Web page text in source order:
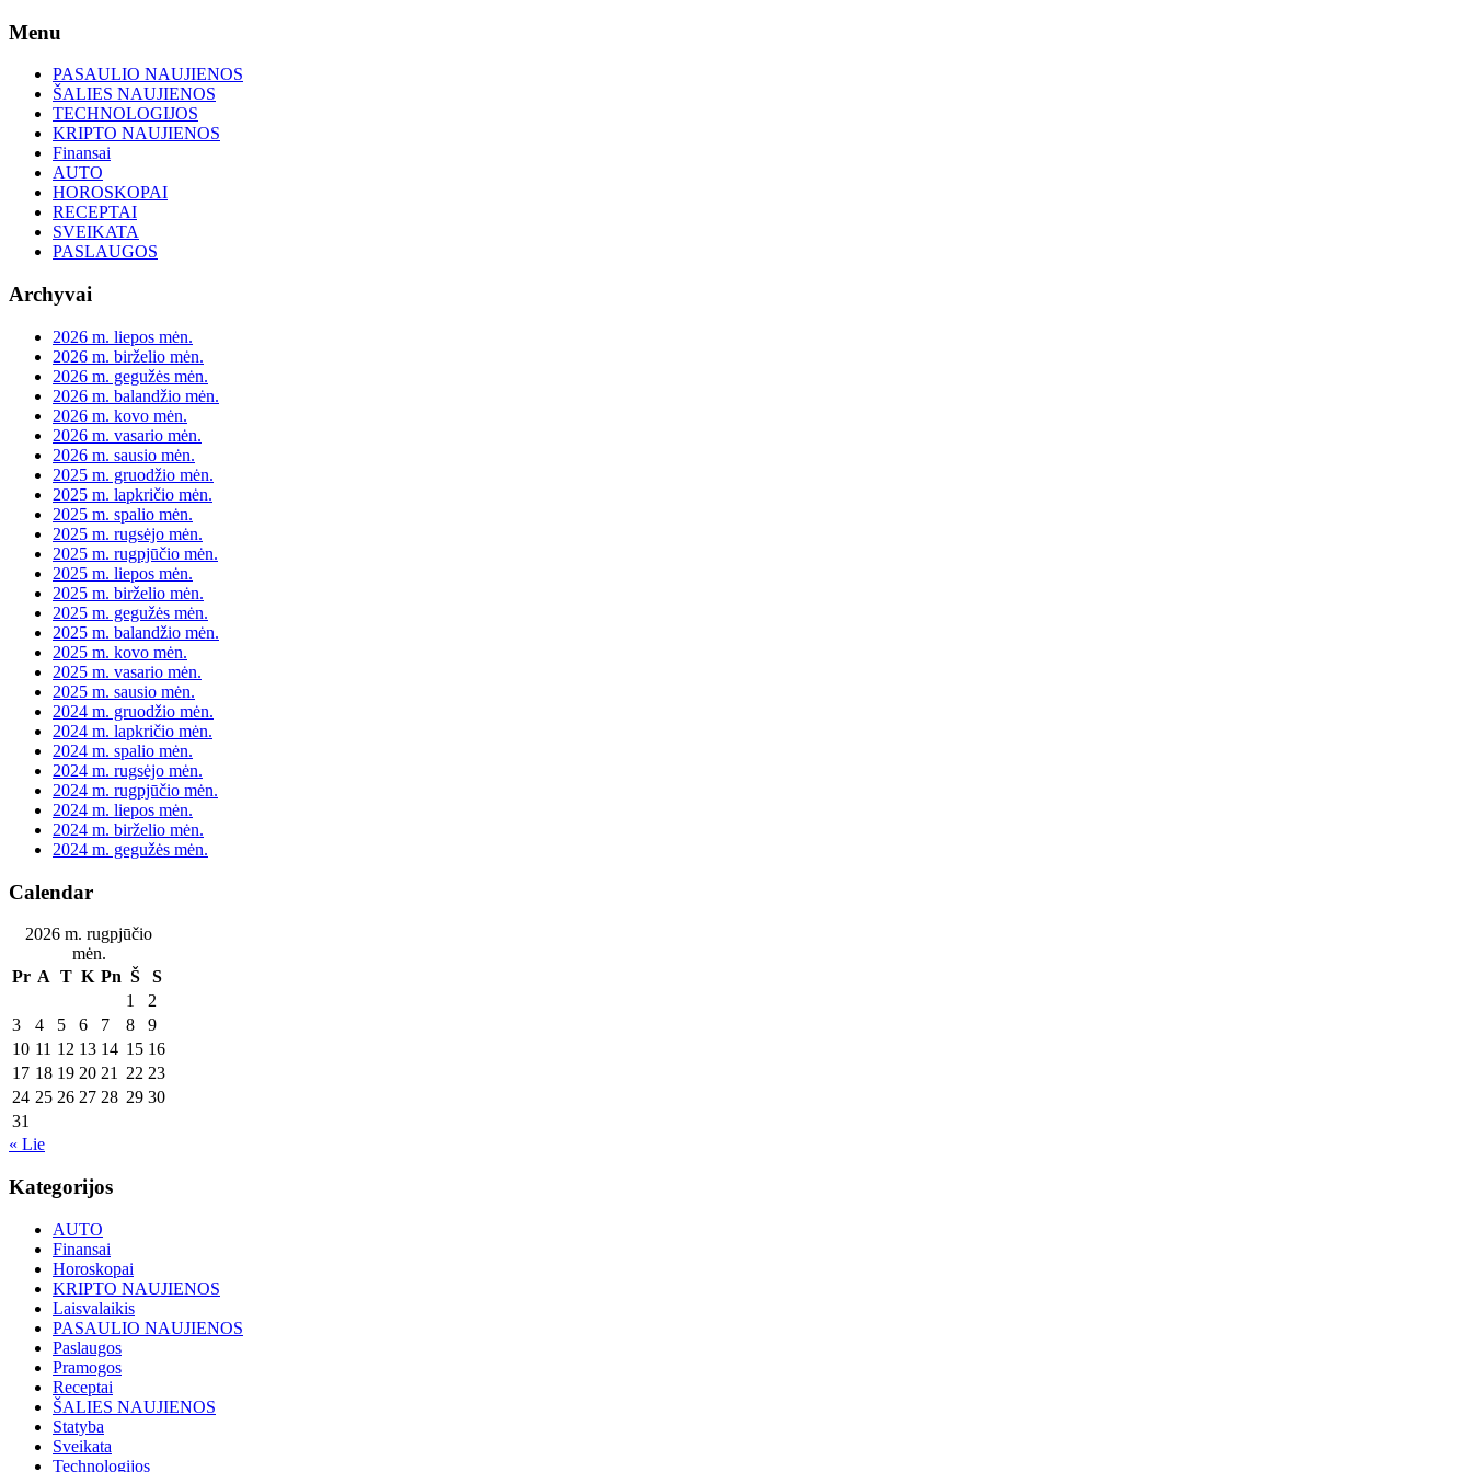
Skip
content
Menu
PASAULIO NAUJIENOS
ŠALIES NAUJIENOS
TECHNOLOGIJOS
KRIPTO NAUJIENOS
Finansai
AUTO
HOROSKOPAI
RECEPTAI
SVEIKATA
PASLAUGOS
Archyvai
2026 m. liepos mėn.
2026 m. birželio mėn.
2026 m. gegužės mėn.
2026 m. balandžio mėn.
2026 m. kovo mėn.
2026 m. vasario mėn.
2026 m. sausio mėn.
2025 m. gruodžio mėn.
2025 m. lapkričio mėn.
2025 m. spalio mėn.
2025 m. rugsėjo mėn.
2025 m. rugpjūčio mėn.
2025 m. liepos mėn.
2025 m. birželio mėn.
2025 m. gegužės mėn.
2025 m. balandžio mėn.
2025 m. kovo mėn.
2025 m. vasario mėn.
2025 m. sausio mėn.
2024 m. gruodžio mėn.
2024 m. lapkričio mėn.
2024 m. spalio mėn.
2024 m. rugsėjo mėn.
2024 m. rugpjūčio mėn.
2024 m. liepos mėn.
2024 m. birželio mėn.
2024 m. gegužės mėn.
Calendar
2026 m. rugpjūčio
mėn.
Pr A T K Pn Š
S
1
2
3
4 5 6 7 8
9
10 11 12 13 14 15 16
17 18 19 20 21 22 23
24 25 26 27 28 29 30
31
« Lie
Kategorijos
AUTO
Finansai
Horoskopai
KRIPTO NAUJIENOS
Laisvalaikis
PASAULIO NAUJIENOS
Paslaugos
Pramogos
Receptai
ŠALIES NAUJIENOS
Statyba
Sveikata
Technologijos